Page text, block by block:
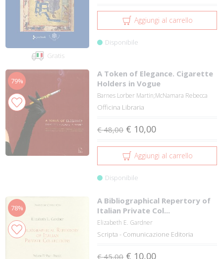
Gratis
Aggiungi al carrello
Disponibile
79%
A Token of Elegance. Cigarette
Holders in Vogue
Barnes Lorber Martin;McNamara Rebecca
Officina Libraria
€ 48,00 € 10,00
Aggiungi al carrello
Disponibile
78%
A Bibliographical Repertory of
Italian Private Col...
Elizabeth E. Gardner
Scripta - Comunicazione Editoria
€ 45,00 € 10,00